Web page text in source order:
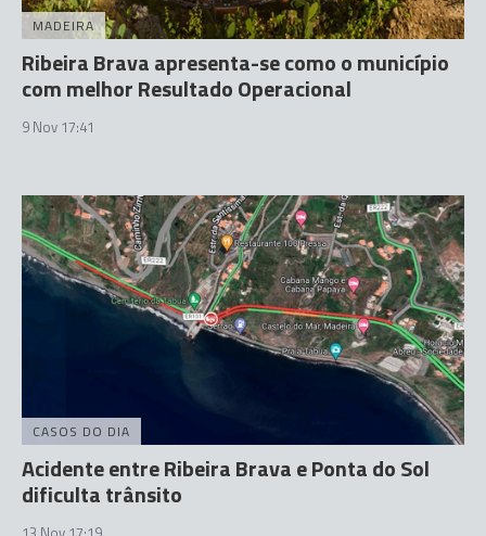
MADEIRA
Ribeira Brava apresenta-se como o município
com melhor Resultado Operacional
9 Nov 17:41
CASOS DO DIA
Acidente entre Ribeira Brava e Ponta do Sol
dificulta trânsito